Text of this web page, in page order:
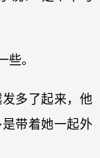
些。
多了起来，他
带着她一起外